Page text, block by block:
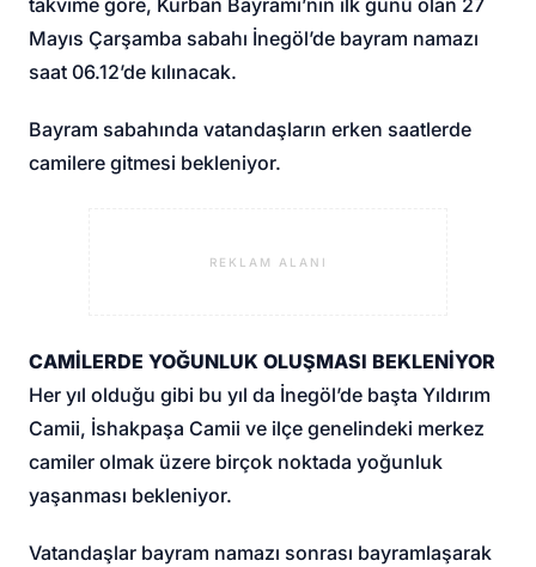
takvime göre, Kurban Bayramı’nın ilk günü olan 27
Mayıs Çarşamba sabahı İnegöl’de bayram namazı
saat 06.12’de kılınacak.
Bayram sabahında vatandaşların erken saatlerde
camilere gitmesi bekleniyor.
REKLAM ALANI
CAMİLERDE YOĞUNLUK OLUŞMASI BEKLENİYOR
Her yıl olduğu gibi bu yıl da İnegöl’de başta Yıldırım
Camii, İshakpaşa Camii ve ilçe genelindeki merkez
camiler olmak üzere birçok noktada yoğunluk
yaşanması bekleniyor.
Vatandaşlar bayram namazı sonrası bayramlaşarak